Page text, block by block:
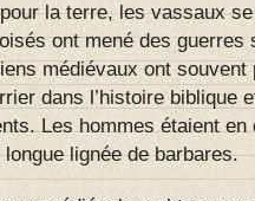
la terre, les vassaux
ont mené des guerres
médiévaux ont souvent
dans l’histoire biblique
Les hommes étaient
longue lignée de barbares.